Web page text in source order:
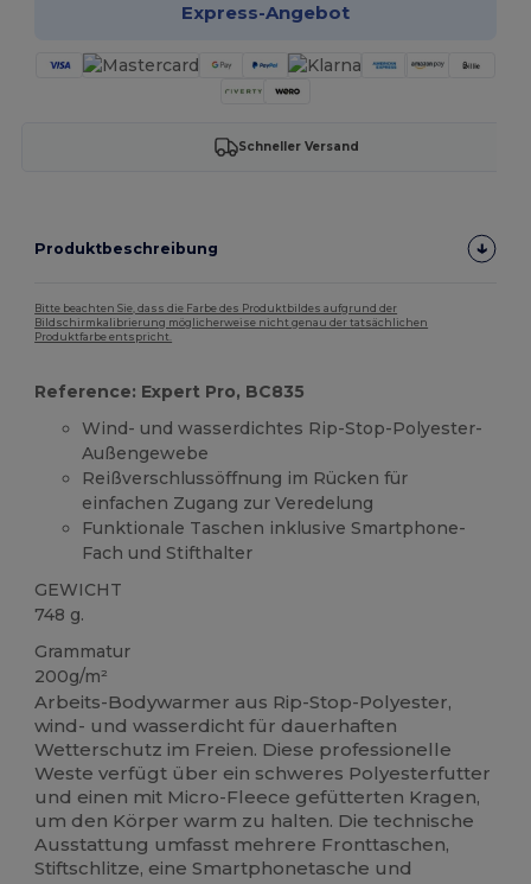
Express-Angebot
Schneller Versand
Produktbeschreibung
Bitte beachten Sie, dass die Farbe des Produktbildes aufgrund der
Bildschirmkalibrierung möglicherweise nicht genau der tatsächlichen
Produktfarbe entspricht.
Reference: Expert Pro, BC835
Wind- und wasserdichtes Rip-Stop-Polyester-
Außengewebe
Reißverschlussöffnung im Rücken für
einfachen Zugang zur Veredelung
Funktionale Taschen inklusive Smartphone-
Fach und Stifthalter
GEWICHT
748 g.
Grammatur
200g/m²
Arbeits-Bodywarmer aus Rip-Stop-Polyester,
wind- und wasserdicht für dauerhaften
Wetterschutz im Freien. Diese professionelle
Weste verfügt über ein schweres Polyesterfutter
und einen mit Micro-Fleece gefütterten Kragen,
um den Körper warm zu halten. Die technische
Ausstattung umfasst mehrere Fronttaschen,
Stiftschlitze, eine Smartphonetasche und